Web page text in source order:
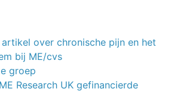
artikel over chronische pijn en het
bij ME/cvs
groep
Research UK gefinancierde